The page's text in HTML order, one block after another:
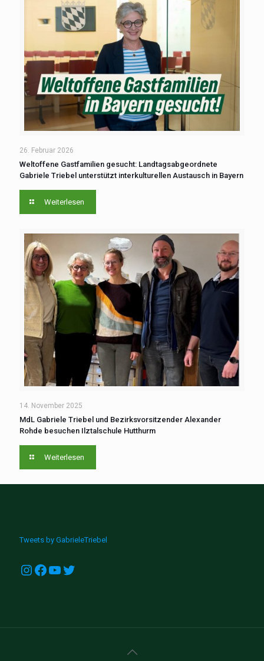
26. Februar 2026
Weltoffene Gastfamilien gesucht: Landtagsabgeordnete
Gabriele Triebel ‍unterstützt interkulturellen Austausch ‍in ‍Bayern
Weiterlesen
14. November 2025
MdL Gabriele Triebel und Bezirksvorsitzender Alexander
Rohde besuchen Ilztalschule Hutthurm
Weiterlesen
Tweets by GabrieleTriebel
Instagram
Facebook
YouTube
Twitter